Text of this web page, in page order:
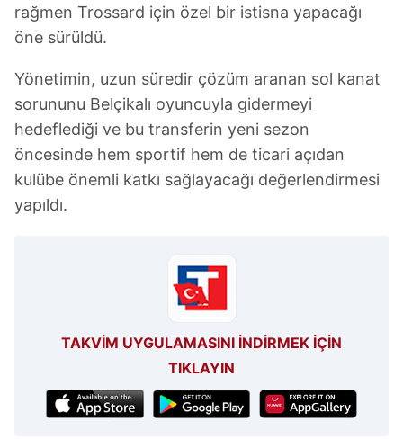
Çerezlere ilişkin tercihlerinizi aşağıda yer alan panel
vasıtasıyla belirleyebilirsiniz. Çerezlere ilişkin detaylı bilgi
Metnimiziziyaret edebilirsiniz.
6698 sayılı Kişisel Verilerin Korunması Kanunu uyarınca
hazırlanmış Aydınlatma Metnimizi okumak ve sitemizde
ilgili mevzuata uygun olarak kullanılan çerezlerle ilgili bilgi
rağmen Trossard için özel bir istisna yapacağı
öne sürüldü.
Yönetimin, uzun süredir çözüm aranan sol kanat
sorununu Belçikalı oyuncuyla gidermeyi
hedeflediği ve bu transferin yeni sezon
öncesinde hem sportif hem de ticari açıdan
kulübe önemli katkı sağlayacağı değerlendirmesi
yapıldı.
TAKVİM UYGULAMASINI İNDİRMEK İÇİN
TIKLAYIN